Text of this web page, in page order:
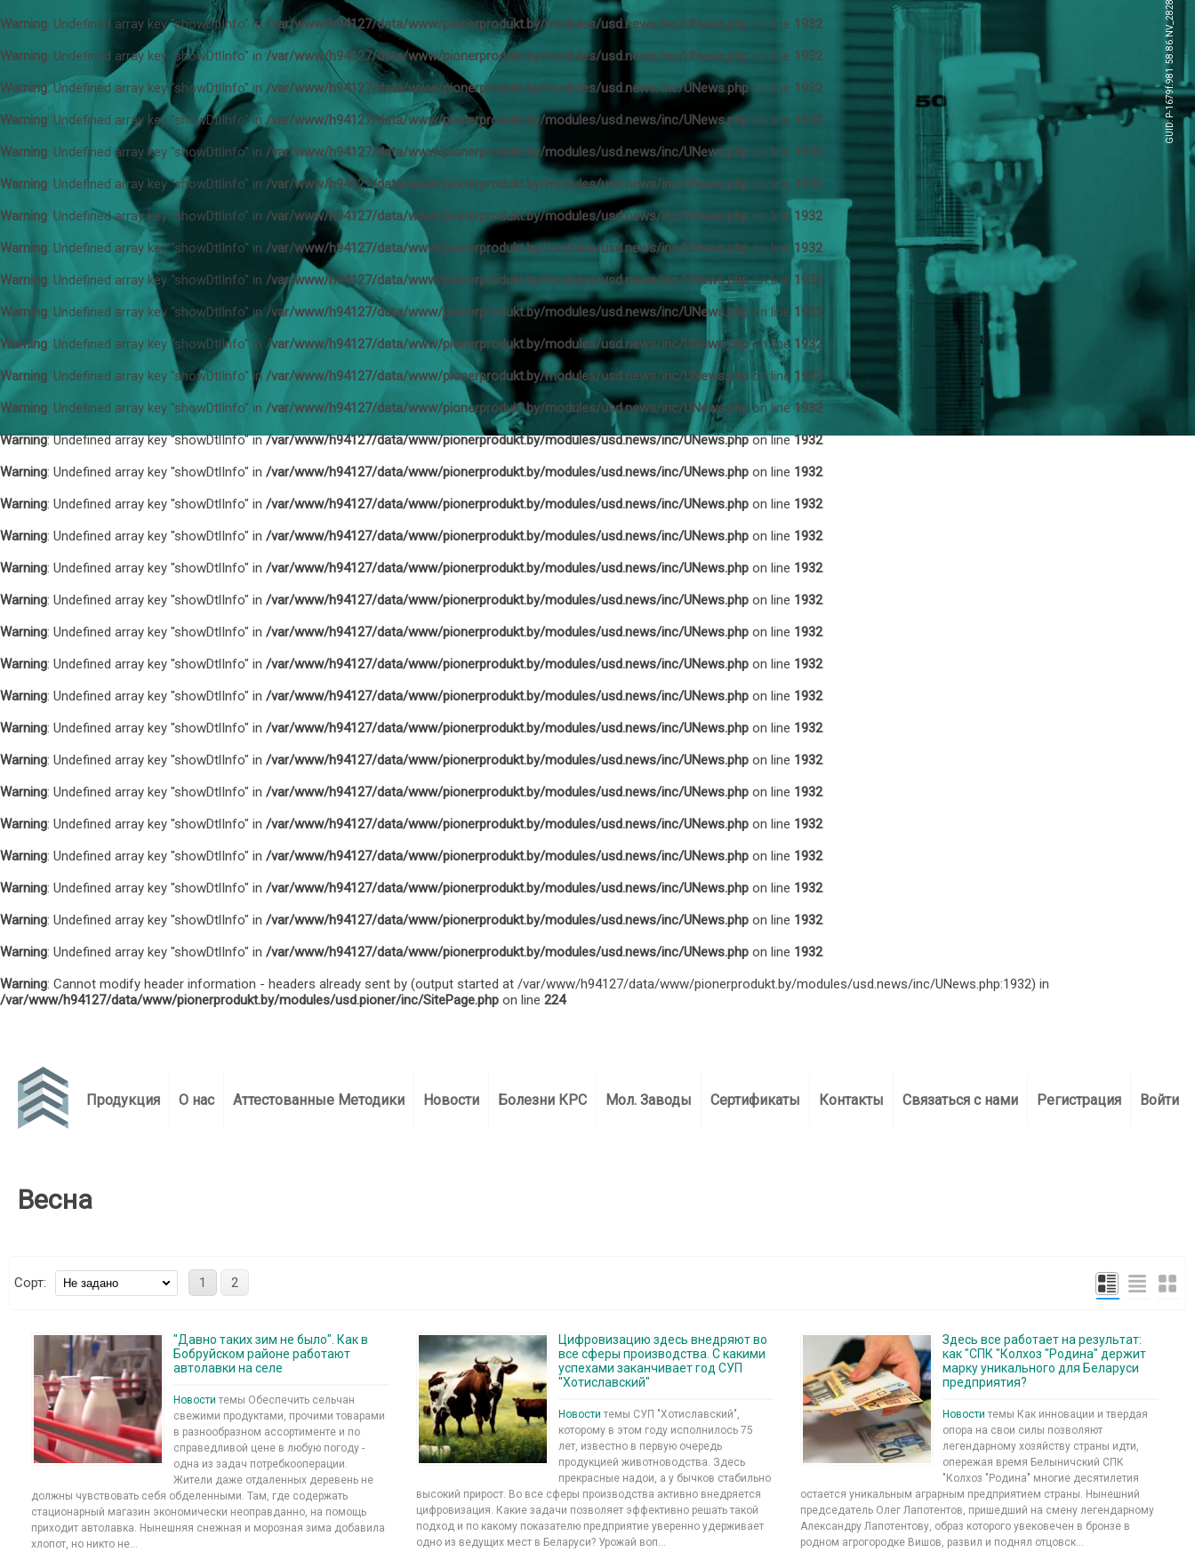
Warning: Undefined array key "showDtlInfo" in /var/www/h94127/data/www/pionerprodukt.by/modules/usd.news/inc/UNews.php on line 1932
Warning: Undefined array key "showDtlInfo" in /var/www/h94127/data/www/pionerprodukt.by/modules/usd.news/inc/UNews.php on line 1932
Warning: Undefined array key "showDtlInfo" in /var/www/h94127/data/www/pionerprodukt.by/modules/usd.news/inc/UNews.phpon line 1932
Warning: Undefined array key "showDtlInfo" in /var/www/h94127/data/www/pionerprodukt.by/modules/usd.news/inc/UNews.php on line 1932
Warning: Undefined array key "showDtlInfo" in /var/www/h94127/data/www/pionerprodukt.by/modules/usd.news/inc/UNews.php on line 1932
Warning: Undefined array key "showDtlInfo" in /var/www/h94127/data/www/pionerprodukt.by/modules/usd.news/inc/UNews.php on line 1932
Warning: Undefined array key "showDtlInfo" in /var/www/h94127/data/www/pionerprodukt.by/modules/usd.news/inc/UNews.php on line 1932
Warning: Undefined array key "showDtlInfo" in /var/www/h94127/data/www/pionerprodukt.by/modules/usd.news/inc/UNews.php on line 1932
Warning: Undefined array key "showDtlInfo" in /var/www/h94127/data/www/pionerprodukt.by/modules/usd.news/inc/UNews.phpon line 1932
Warning: Undefined array key "showDtlInfo" in /var/www/h94127/data/www/pionerprodukt.by/modules/usd.news/inc/UNews.php on line 1932
Warning: Undefined array key "showDtlInfo" in /var/www/h94127/data/www/pionerprodukt.by/modules/usd.news/inc/UNews.phpon line 1932
Warning: Undefined array key "showDtlInfo" in /var/www/h94127/data/www/pionerprodukt.by/modules/usd.news/inc/UNews.php on line 1932
Warning: Undefined array key "showDtlInfo" in /var/www/h94127/data/www/pionerprodukt.by/modules/usd.news/inc/UNews.php on line 1932
Warning: Undefined array key "showDtlInfo" in/var/www/h94127/data/www/pionerprodukt.by/modules/usd.news/inc/UNews.phpon line1932
Warning: Undefined array key "showDtlInfo" in /var/www/h94127/data/www/pionerprodukt.by/modules/usd.news/inc/UNews.php on line 1932
Warning: Undefined array key "showDtlInfo" in /var/www/h94127/data/www/pionerprodukt.by/modules/usd.news/inc/UNews.php on line 1932
Warning: Undefined array key "showDtlInfo" in /var/www/h94127/data/www/pionerprodukt.by/modules/usd.news/inc/UNews.php on line 1932
Warning: Undefined array key "showDtlInfo" in /var/www/h94127/data/www/pionerprodukt.by/modules/usd.news/inc/UNews.php on line 1932
Warning: Undefined array key "showDtlInfo" in /var/www/h94127/data/www/pionerprodukt.by/modules/usd.news/inc/UNews.php on line 1932
Warning: Undefined array key "showDtlInfo" in /var/www/h94127/data/www/pionerprodukt.by/modules/usd.news/inc/UNews.php on line 1932
Warning: Undefined array key "showDtlInfo" in /var/www/h94127/data/www/pionerprodukt.by/modules/usd.news/inc/UNews.php on line 1932
Warning: Undefined array key "showDtlInfo" in /var/www/h94127/data/www/pionerprodukt.by/modules/usd.news/inc/UNews.php on line 1932
Warning: Undefined array key "showDtlInfo" in /var/www/h94127/data/www/pionerprodukt.by/modules/usd.news/inc/UNews.php on line 1932
Warning: Undefined array key "showDtlInfo" in /var/www/h94127/data/www/pionerprodukt.by/modules/usd.news/inc/UNews.php on line 1932
Warning: Undefined array key "showDtlInfo" in /var/www/h94127/data/www/pionerprodukt.by/modules/usd.news/inc/UNews.php on line 1932
Warning: Undefined array key "showDtlInfo" in /var/www/h94127/data/www/pionerprodukt.by/modules/usd.news/inc/UNews.php on line 1932
Warning: Undefined array key "showDtlInfo" in /var/www/h94127/data/www/pionerprodukt.by/modules/usd.news/inc/UNews.php on line 1932
Warning: Undefined array key "showDtlInfo" in /var/www/h94127/data/www/pionerprodukt.by/modules/usd.news/inc/UNews.php on line 1932
Warning: Undefined array key "showDtlInfo" in /var/www/h94127/data/www/pionerprodukt.by/modules/usd.news/inc/UNews.php on line 1932
Warning: Undefined array key "showDtlInfo" in /var/www/h94127/data/www/pionerprodukt.by/modules/usd.news/inc/UNews.php on line 1932
Warning: Cannot modify header information - headers already sent by (output started at /var/www/h94127/data/www/pionerprodukt.by/modules/usd.news/inc/UNews.php:1932) in
/var/www/h94127/data/www/pionerprodukt.by/modules/usd.pioner/inc/SitePage.php on line 224
GUID: P-1679f.981 58.86.NV_2828
Продукция О нас Аттестованные Методики Новости Болезни КРС Мол. Заводы Сертификаты Контакты Связаться с нами Регистрация Войти
Весна
Сорт: 1 2
"Давно таких зим не было". Как в
Бобруйском районе работают
автолавки на селе
Новости темы Обеспечить сельчан
свежими продуктами, прочими товарами
в разнообразном ассортименте и по
справедливой цене в любую погоду -
одна из задач потребкооперации.
Жители даже отдаленных деревень не
должны чувствовать себя обделенными. Там, где содержать
стационарный магазин экономически неоправданно, на помощь
приходит автолавка. Нынешняя снежная и морозная зима добавила
хлопот, но никто не...
Цифровизацию здесь внедряют во
все сферы производства. С какими
успехами заканчивает год СУП
"Хотиславский"
Новости темы СУП "Хотиславский",
которому в этом году исполнилось 75
лет, известно в первую очередь
продукцией животноводства. Здесь
прекрасные надои, а у бычков стабильно
высокий прирост. Во все сферы производства активно внедряется
цифровизация. Какие задачи позволяет эффективно решать такой
подход и по какому показателю предприятие уверенно удерживает
одно из ведущих мест в Беларуси? Урожай воп...
Здесь все работает на результат:
как "СПК "Колхоз "Родина" держит
марку уникального для Беларуси
предприятия?
Новости темы Как инновации и твердая
опора на свои силы позволяют
легендарному хозяйству страны идти,
опережая время Белыничский СПК
"Колхоз "Родина" многие десятилетия
остается уникальным аграрным предприятием страны. Нынешний
председатель Олег Лапотентов, пришедший на смену легендарному
Александру Лапотентову, образ которого увековечен в бронзе в
родном агрогородке Вишов, развил и поднял отцовск...